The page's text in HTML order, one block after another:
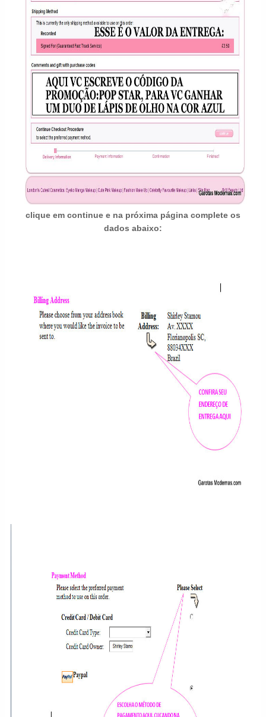
clique em continue e na próxima página complete os
dados abaixo: